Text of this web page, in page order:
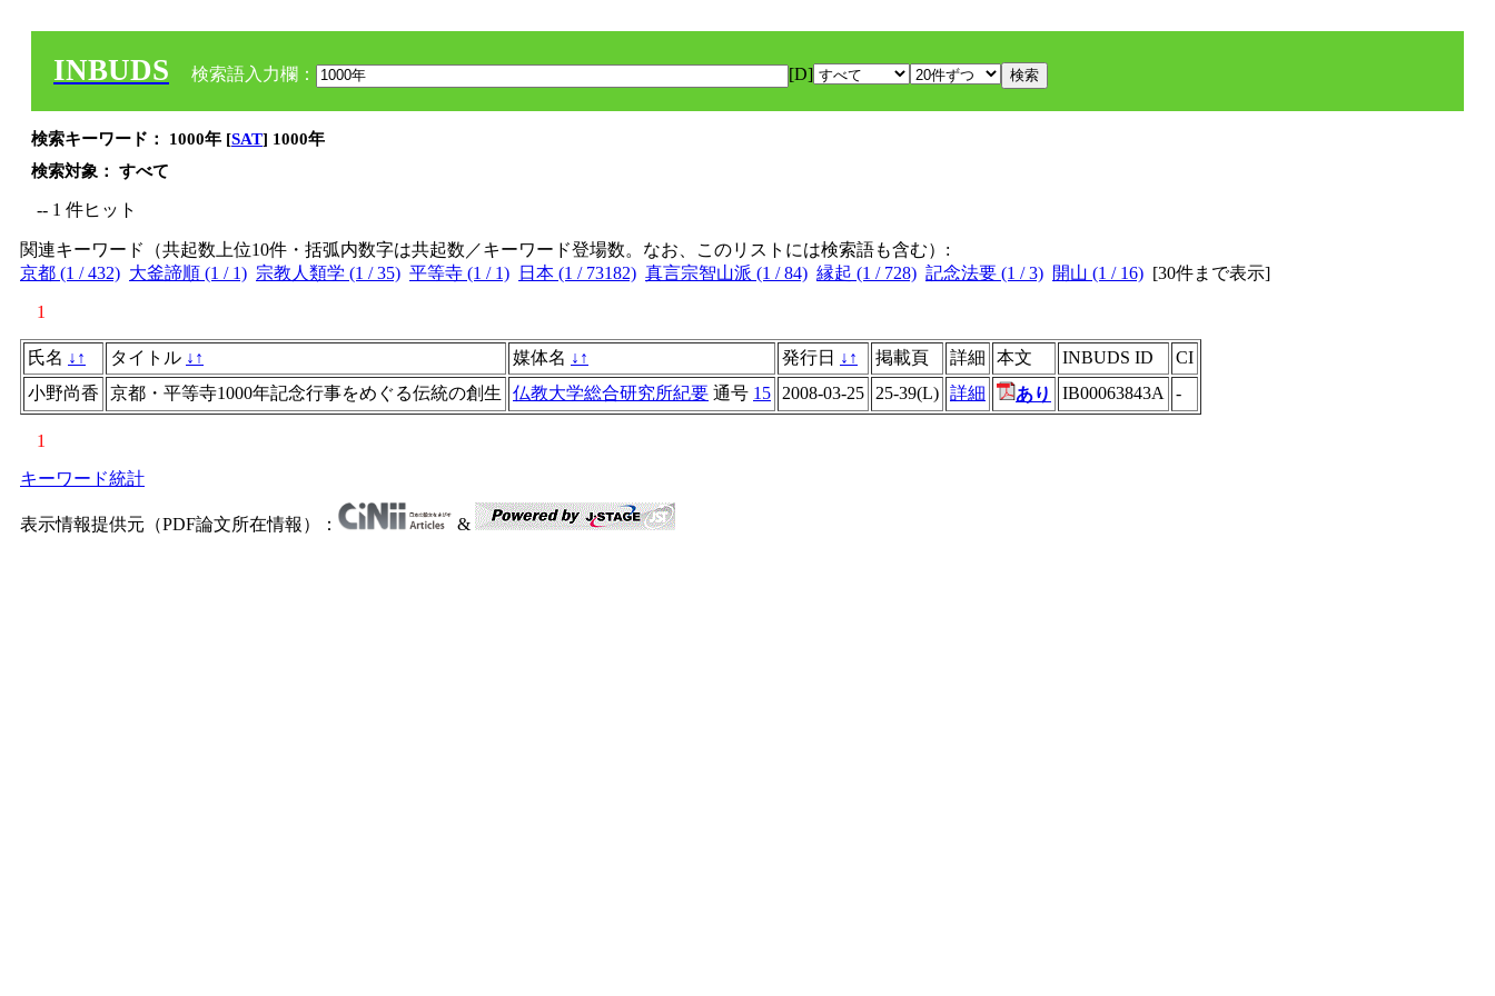
INBUDS 検索語入力欄： [D]
検索キーワード： 1000年 [SAT] 1000年
検索対象： すべて
-- 1 件ヒット
関連キーワード（共起数上位10件・括弧内数字は共起数／キーワード登場数。なお、このリストには検索語も含む）:
京都 (1 / 432) 大釜諦順 (1 / 1) 宗教人類学 (1 / 35) 平等寺 (1 / 1) 日本 (1 / 73182) 真言宗智山派 (1 / 84) 縁起 (1 / 728) 記念法要 (1 / 3) 開山 (1 / 16) [30件まで表示]
1
氏名 ↓ ↑ タイトル ↓ ↑ 媒体名 ↓ ↑ 発行日 ↓ ↑ 掲載頁 詳細 本文 INBUDS ID
CI
小野尚香
京都・平等寺1000年記念行事をめぐる伝統の創生 仏教大学総合研究所紀要 通号 15 2008-03-25 25-39(L) 詳細 あり IB00063843A -
1
キーワード統計
表示情報提供元（PDF論文所在情報）： &